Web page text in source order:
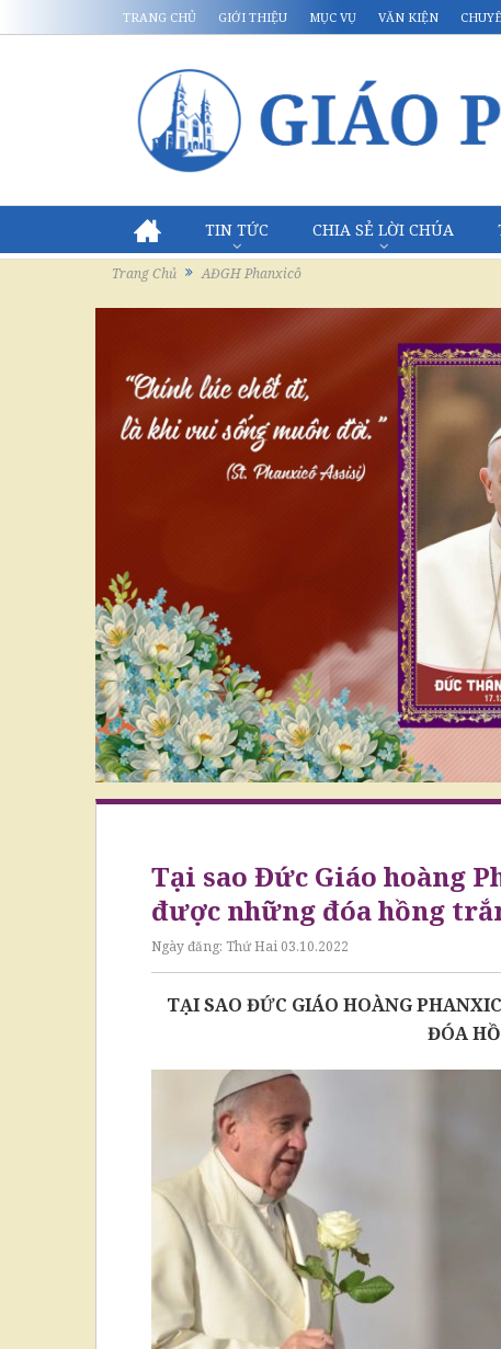
TRANG CHỦ GIỚI THIỆU MỤC VỤ VĂN KIỆN
TIN TỨC CHIA SẺ LỜI CHÚA
Trang Chủ AĐGH Phanxicô
Tại sao Đức Giáo hoàng
được những đóa hồng
Ngày đăng: Thứ Hai 03.10.2022
TẠI SAO ĐỨC GIÁO HOÀNG
ĐÓA